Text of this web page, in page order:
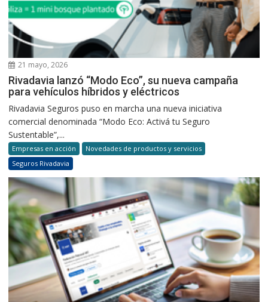
21 mayo, 2026
Rivadavia lanzó “Modo Eco”, su nueva campaña
para vehículos híbridos y eléctricos
Rivadavia Seguros puso en marcha una nueva iniciativa
comercial denominada “Modo Eco: Activá tu Seguro
Sustentable”,...
Empresas en acción
Novedades de productos y servicios
Seguros Rivadavia